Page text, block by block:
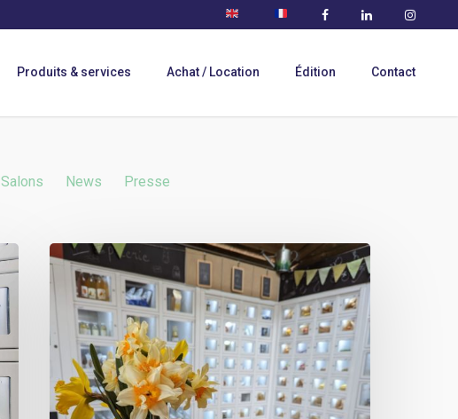
Produits & services Achat / Location Édition Contact
Salons News Presse